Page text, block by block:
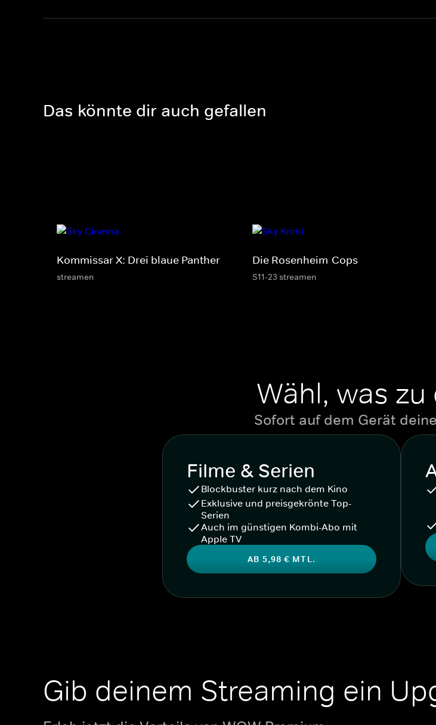
Das könnte dir auch gefallen
Kommissar X: Drei blaue Panther
streamen
Die Rosenheim-Cops
S11-23 streamen
Wähl, was
Sofort auf dem Gerät
Filme & Serien
Blockbuster kurz nach dem Kino
Exklusive und preisgekrönte Top-
Serien
Auch im günstigen Kombi-Abo mit
Apple TV
AB 5,98 € MTL.
Gib deinem Streaming ein